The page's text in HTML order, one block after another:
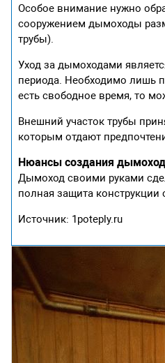
Особое внимание нужно
сооружением дымоходы
трубы).
Уход за дымоходами
периода. Необходимо лишь
есть свободное время, то
Внешний участок трубы
которым отдают
Нюансы создания
Дымоход своими руками
полная защита конструкции
Источник: 1poteply.ru